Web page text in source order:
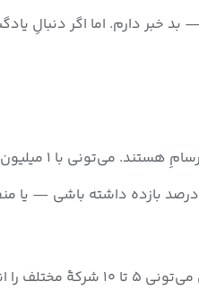
خبر دارم. اما اگر دنبالِ
۱ تا ۲ درصد)، و مدیرِ صندوق پول‌تو را سبد می‌کند.
انتخاب و